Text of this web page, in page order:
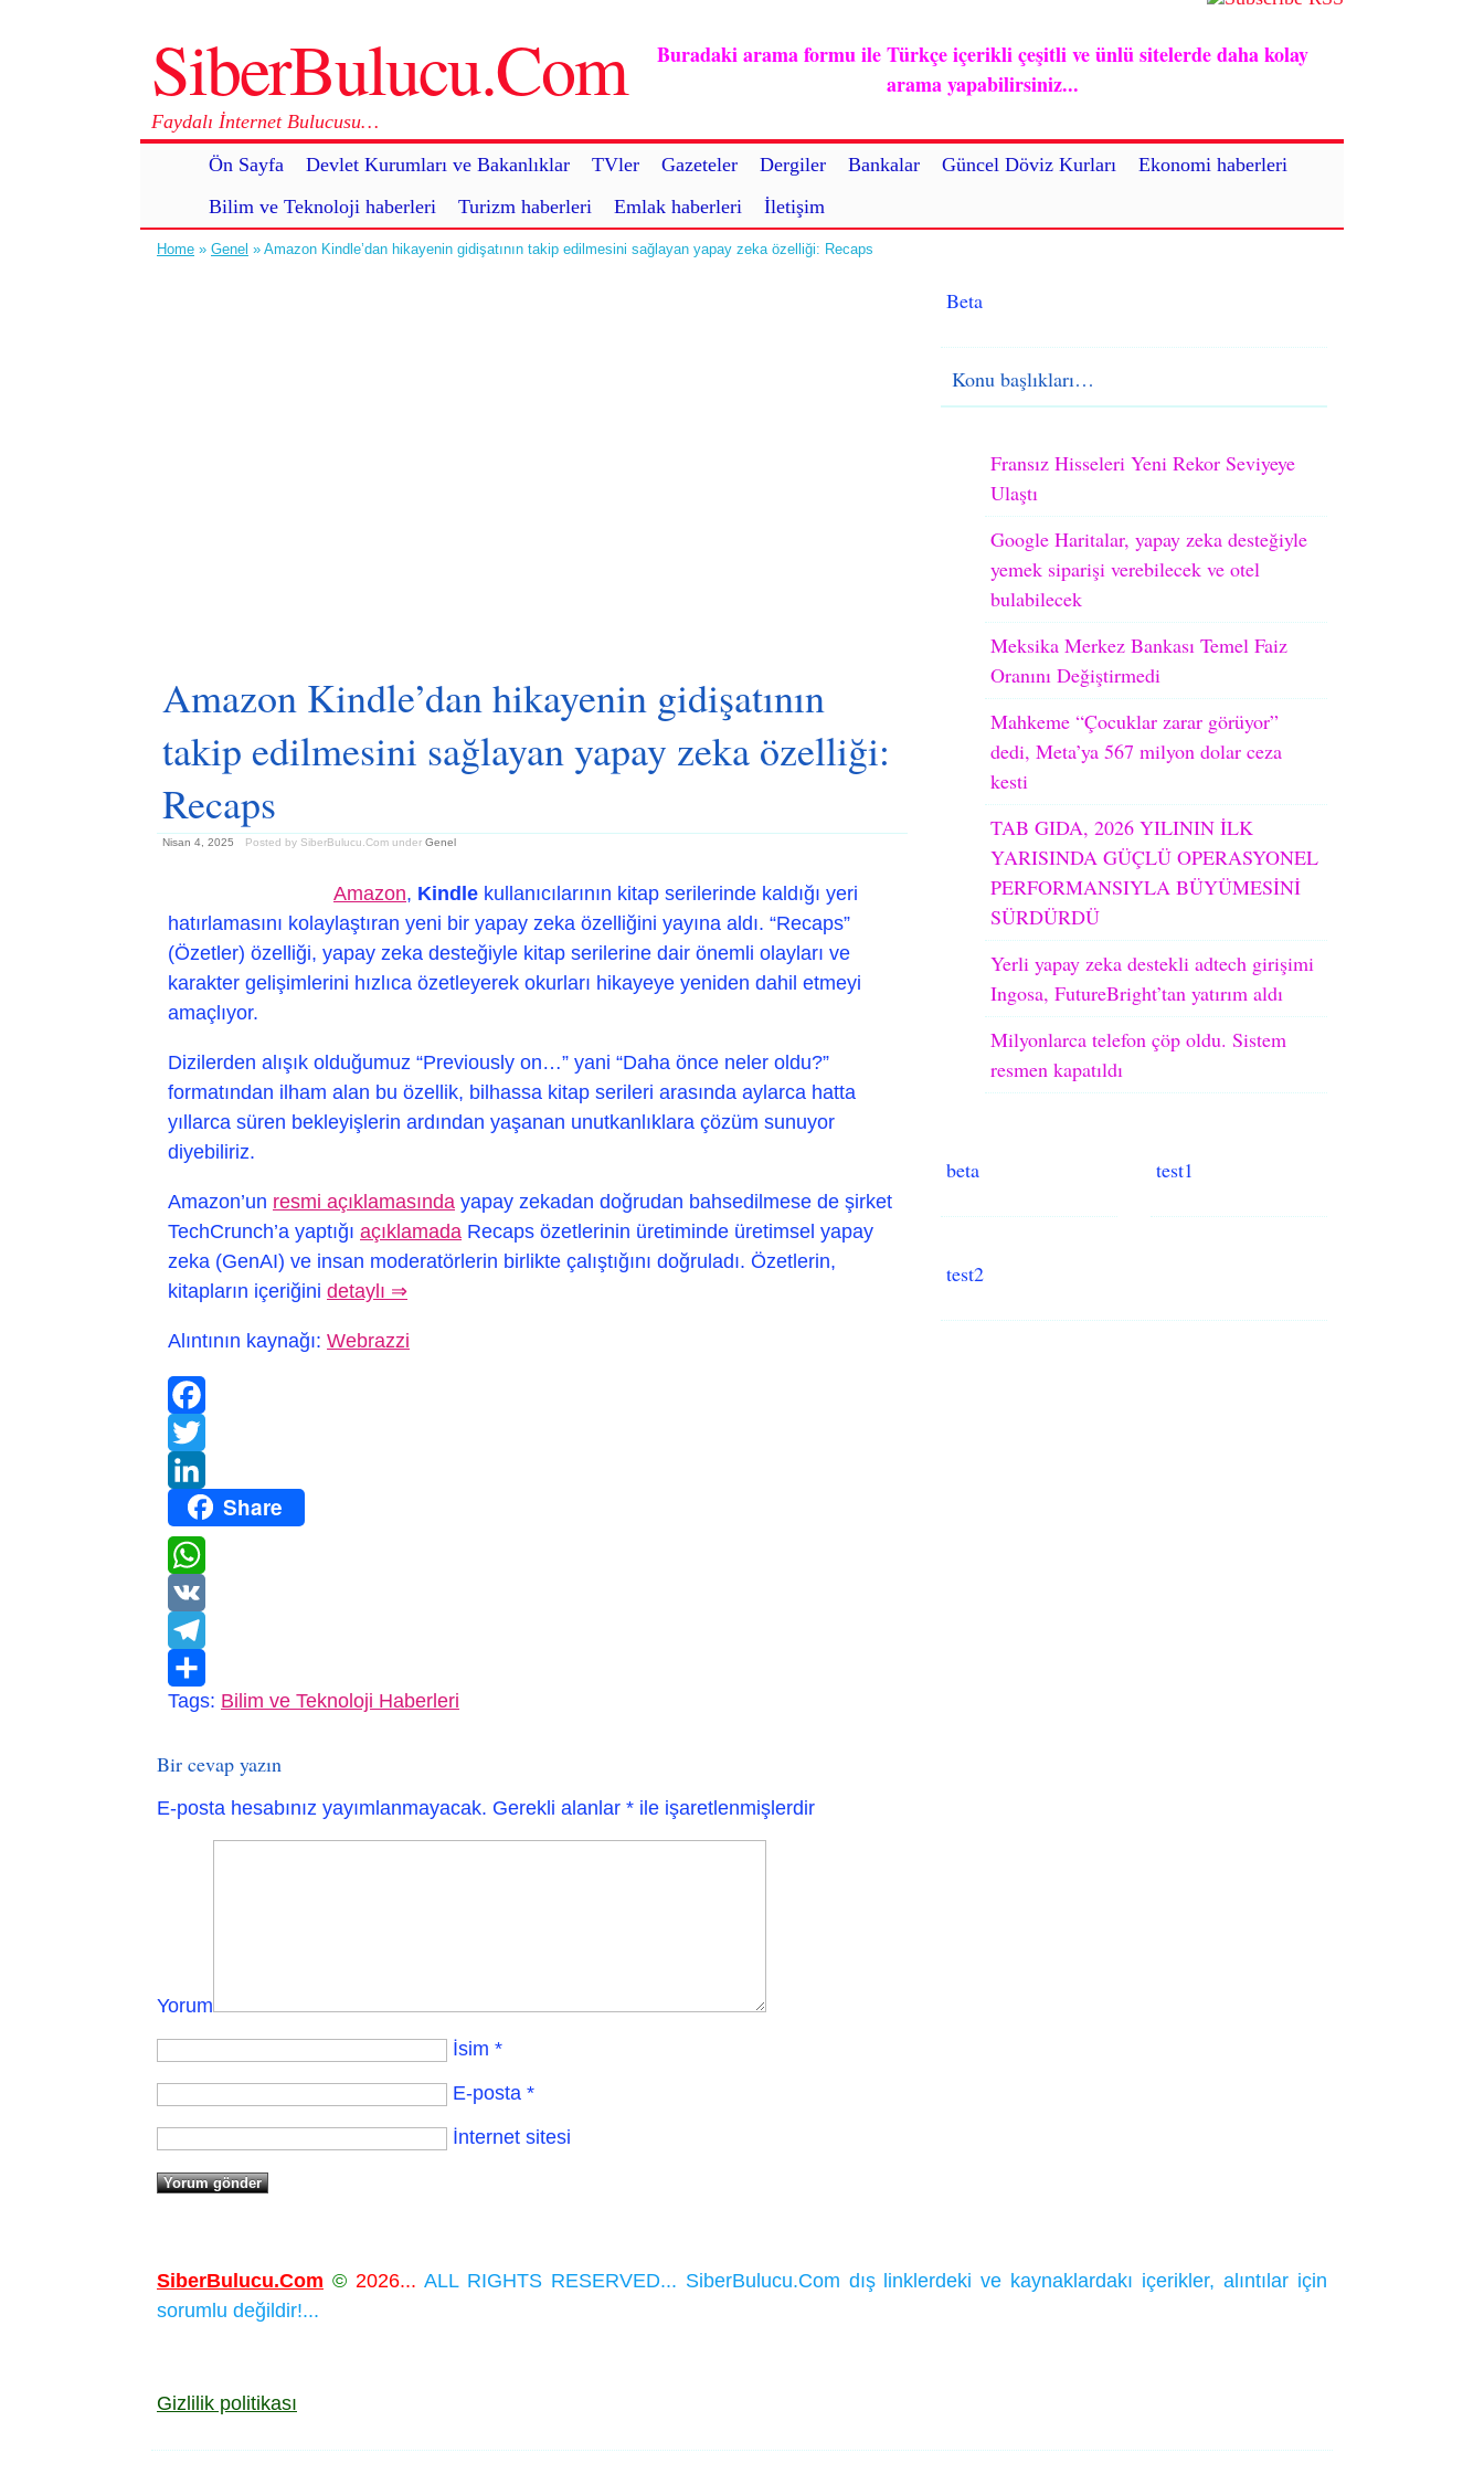
SiberBulucu.Com
Faydalı İnternet Bulucusu…
Ön Sayfa
Devlet Kurumları ve Bakanlıklar TVler Gazeteler Dergiler Bankalar Güncel Döviz Kurları
Ekonomi haberleri
Bilim ve Teknoloji haberleri
Turizm haberleri Emlak haberleri İletişim
Buradaki arama formu ile Türkçe içerikli çeşitli ve ünlü sitelerde daha kolay
arama yapabilirsiniz...
Home » Genel » Amazon Kindle’dan hikayenin gidişatının takip edilmesini sağlayan yapay zeka özelliği: Recaps
Amazon Kindle’dan hikayenin gidişatının
takip edilmesini sağlayan yapay zeka özelliği:
Recaps
Nisan 4, 2025 Posted by SiberBulucu.Com under Genel
Amazon, Kindle kullanıcılarının kitap serilerinde kaldığı yeri
hatırlamasını kolaylaştıran yeni bir yapay zeka özelliğini yayına aldı. “Recaps”
(Özetler) özelliği, yapay zeka desteğiyle kitap serilerine dair önemli olayları ve
karakter gelişimlerini hızlıca özetleyerek okurları hikayeye yeniden dahil etmeyi
amaçlıyor.
Dizilerden alışık olduğumuz “Previously on…” yani “Daha önce neler oldu?”
formatından ilham alan bu özellik, bilhassa kitap serileri arasında aylarca hatta
yıllarca süren bekleyişlerin ardından yaşanan unutkanlıklara çözüm sunuyor
diyebiliriz.
Amazon’un resmi açıklamasında yapay zekadan doğrudan bahsedilmese de şirket
TechCrunch’a yaptığı açıklamada Recaps özetlerinin üretiminde üretimsel yapay
zeka (GenAI) ve insan moderatörlerin birlikte çalıştığını doğruladı. Özetlerin,
kitapların içeriğini detaylı ⇒
Alıntının kaynağı: Webrazzi
Facebook
Twitter
LinkedInShare
WhatsApp
VK
Telegram
Paylaş
Tags: Bilim ve Teknoloji Haberleri
Bir cevap yazın
E-posta hesabınız yayımlanmayacak. Gerekli alanlar * ile işaretlenmişlerdir
Yorum
İsim *
E-posta *
İnternet sitesi
Beta
Konu başlıkları…
Fransız Hisseleri Yeni Rekor Seviyeye
Ulaştı
Google Haritalar, yapay zeka desteğiyle
yemek siparişi verebilecek ve otel
bulabilecek
Meksika Merkez Bankası Temel Faiz
Oranını Değiştirmedi
Mahkeme “Çocuklar zarar görüyor”
dedi, Meta’ya 567 milyon dolar ceza
kesti
TAB GIDA, 2026 YILININ İLK
YARISINDA GÜÇLÜ OPERASYONEL
PERFORMANSIYLA BÜYÜMESİNİ
SÜRDÜRDÜ
Yerli yapay zeka destekli adtech girişimi
Ingosa, FutureBright’tan yatırım aldı
Milyonlarca telefon çöp oldu. Sistem
resmen kapatıldı
beta test1
test2
SiberBulucu.Com © 2026... ALL RIGHTS RESERVED... SiberBulucu.Com dış linklerdeki ve kaynaklardakı içerikler, alıntılar için
sorumlu değildir!...
Gizlilik politikası